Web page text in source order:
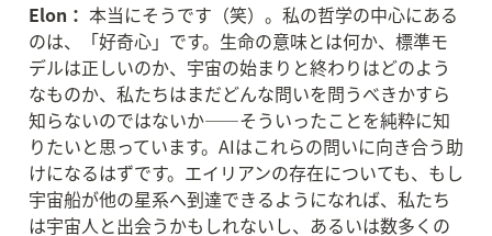
Elon： 本当にそうです（笑）。私の哲学の中心にある
のは、「好奇心」です。生命の意味とは何か、標準モ
デルは正しいのか、宇宙の始まりと終わりはどのよう
なものか、私たちはまだどんな問いを問うべきかすら
知らないのではないか——そういったことを純粋に知
りたいと思っています。AIはこれらの問いに向き合う助
けになるはずです。エイリアンの存在についても、もし
宇宙船が他の星系へ到達できるようになれば、私たち
は宇宙人と出会うかもしれないし、あるいは数多くの